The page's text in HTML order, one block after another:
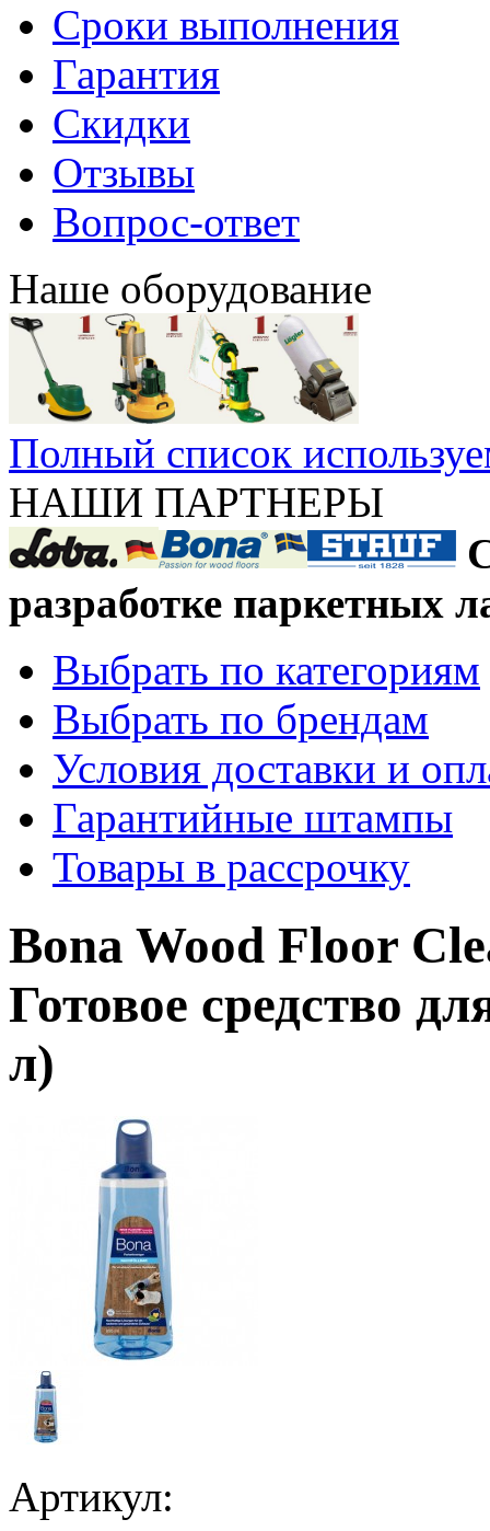
Сроки выполнения
Гарантия
Скидки
Отзывы
Вопрос-ответ
Наше оборудование
Полный список
НАШИ ПАРТНЕРЫ
разработке паркетных
Выбрать по категориям
Выбрать по брендам
Условия доставки и
Гарантийные штампы
Товары в рассрочку
Bona Wood Floor
Готовое средство
л)
Артикул: